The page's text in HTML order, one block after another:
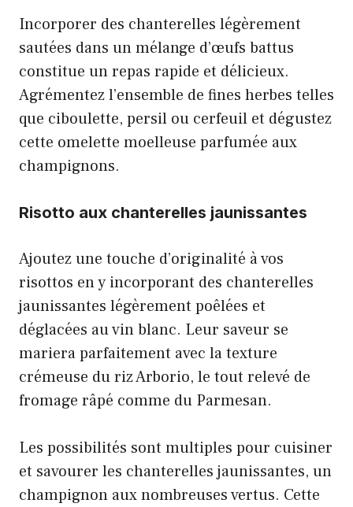
Incorporer des chanterelles légèrement
sautées dans un mélange d’œufs battus
constitue un repas rapide et délicieux.
Agrémentez l’ensemble de fines herbes telles
que ciboulette, persil ou cerfeuil et dégustez
cette omelette moelleuse parfumée aux
champignons.
Risotto aux chanterelles jaunissantes
Ajoutez une touche d’originalité à vos
risottos en y incorporant des chanterelles
jaunissantes légèrement poêlées et
déglacées au vin blanc. Leur saveur se
mariera parfaitement avec la texture
crémeuse du riz Arborio, le tout relevé de
fromage râpé comme du Parmesan.
Les possibilités sont multiples pour cuisiner
et savourer les chanterelles jaunissantes, un
champignon aux nombreuses vertus. Cette